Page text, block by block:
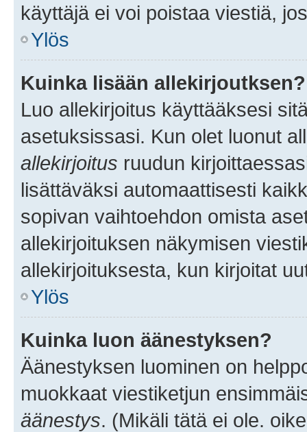
käyttäjä ei voi poistaa viestiä,
Ylös
Kuinka lisään allekirjoutksen?
Luo allekirjoitus käyttääksesi
asetuksissasi. Kun olet luonut
allekirjoitus ruudun
lisättäväksi automaattisesti
sopivan vaihtoehdon omista
allekirjoituksen näkymisen
allekirjoituksesta, kun kirjoitat
Ylös
Kuinka luon äänestyksen?
Äänestyksen luominen on
muokkaat viestiketjun
äänestys. (Mikäli tätä ei ole.